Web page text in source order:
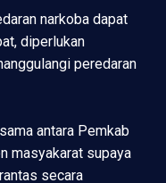
narkoba dapat
diperlukan
peredaran
antara Pemkab
masyakarat supaya
secara